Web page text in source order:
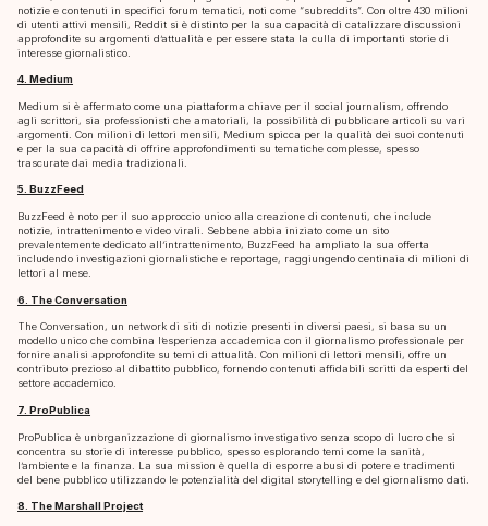
notizie e contenuti in specifici forum tematici, noti come “subreddits”. Con oltre 430 milioni
di utenti attivi mensili, Reddit si è distinto per la sua capacità di catalizzare discussioni
approfondite su argomenti d’attualità e per essere stata la culla di importanti storie di
interesse giornalistico.
4. Medium
Medium si è affermato come una piattaforma chiave per il social journalism, offrendo
agli scrittori, sia professionisti che amatoriali, la possibilità di pubblicare articoli su vari
argomenti. Con milioni di lettori mensili, Medium spicca per la qualità dei suoi contenuti
e per la sua capacità di offrire approfondimenti su tematiche complesse, spesso
trascurate dai media tradizionali.
5. BuzzFeed
BuzzFeed è noto per il suo approccio unico alla creazione di contenuti, che include
notizie, intrattenimento e video virali. Sebbene abbia iniziato come un sito
prevalentemente dedicato all’intrattenimento, BuzzFeed ha ampliato la sua offerta
includendo investigazioni giornalistiche e reportage, raggiungendo centinaia di milioni di
lettori al mese.
6. The Conversation
The Conversation, un network di siti di notizie presenti in diversi paesi, si basa su un
modello unico che combina l’esperienza accademica con il giornalismo professionale per
fornire analisi approfondite su temi di attualità. Con milioni di lettori mensili, offre un
contributo prezioso al dibattito pubblico, fornendo contenuti affidabili scritti da esperti del
settore accademico.
7. ProPublica
ProPublica è un’organizzazione di giornalismo investigativo senza scopo di lucro che si
concentra su storie di interesse pubblico, spesso esplorando temi come la sanità,
l’ambiente e la finanza. La sua mission è quella di esporre abusi di potere e tradimenti
del bene pubblico utilizzando le potenzialità del digital storytelling e del giornalismo dati.
8. The Marshall Project